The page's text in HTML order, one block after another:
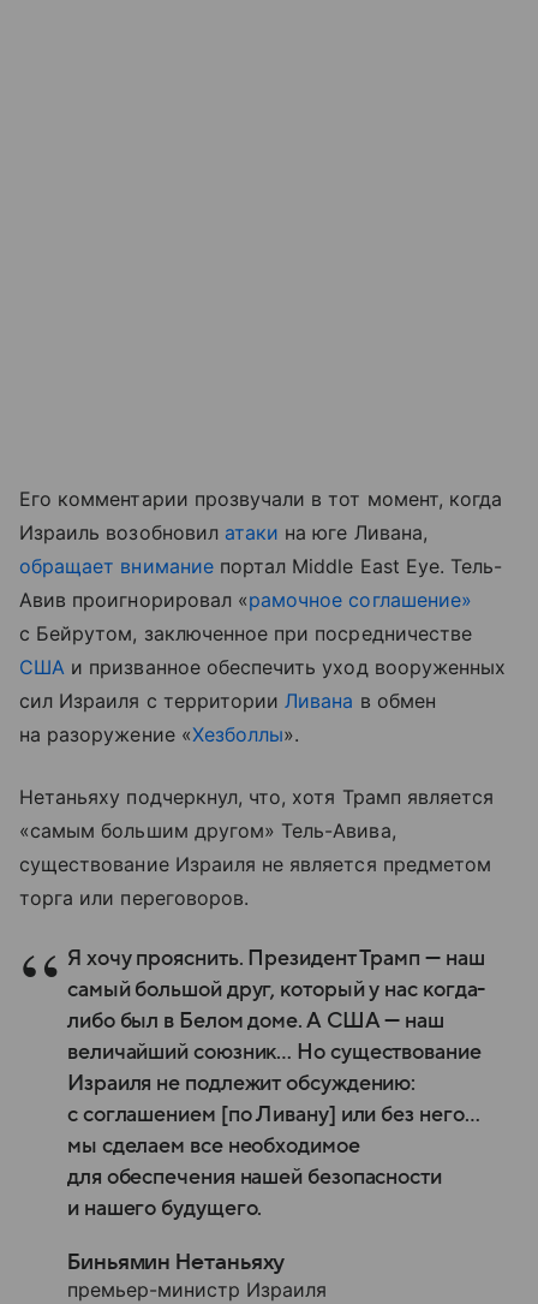
Его комментарии прозвучали в тот момент, когда
Израиль возобновил атаки на юге Ливана,
обращает вниманиепортал Middle East Eye. Тель-
Авив проигнорировал «рамочное соглашение»
с Бейрутом, заключенное при посредничестве
США и призванное обеспечить уход вооруженных
сил Израиля с территорииЛивана в обмен
на разоружение «Хезболлы».
Нетаньяху подчеркнул, что, хотя Трамп является
«самым большим другом» Тель-Авива,
существование Израиля не является предметом
торга или переговоров.
Я хочу прояснить. Президент Трамп — наш
самый большой друг, который у нас когда-
либо был в Белом доме. А США — наш
величайший союзник… Но существование
Израиля не подлежит обсуждению:
с соглашением [по Ливану] или без него…
мы сделаем все необходимое
для обеспечения нашей безопасности
и нашего будущего.
Биньямин Нетаньяху
премьер-министр Израиля